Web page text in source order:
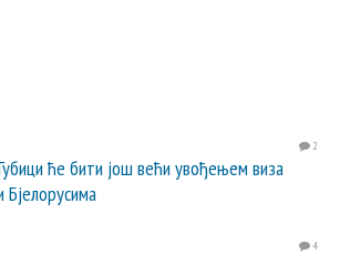
2
ће бити још већи увођењем виза
Бјелорусима
4